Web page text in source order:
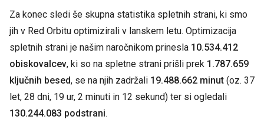
Za konec sledi še skupna statistika spletnih strani, ki smo
jih v Red Orbitu optimizirali v lanskem letu. Optimizacija
spletnih strani je našim naročnikom prinesla 10.534.412
obiskovalcev, ki so na spletne strani prišli prek 1.787.659
ključnih besed, se na njih zadržali 19.488.662 minut (oz. 37
let, 28 dni, 19 ur, 2 minuti in 12 sekund) ter si ogledali
130.244.083 podstrani.